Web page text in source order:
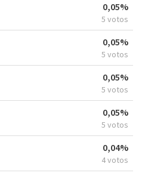
0,05%
5 votos
0,05%
5 votos
0,05%
5 votos
0,05%
5 votos
0,04%
4 votos